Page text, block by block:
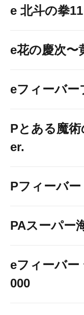
e 北斗の拳
e花の慶次〜
eフィーバー
Pとある魔
er.
Pフィーバ
PAスーパー
eフィーバ
000